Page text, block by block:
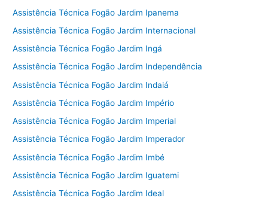
Assistência Técnica Fogão Jardim Ipanema
Assistência Técnica Fogão Jardim Internacional
Assistência Técnica Fogão Jardim Ingá
Assistência Técnica Fogão Jardim Independência
Assistência Técnica Fogão Jardim Indaiá
Assistência Técnica Fogão Jardim Império
Assistência Técnica Fogão Jardim Imperial
Assistência Técnica Fogão Jardim Imperador
Assistência Técnica Fogão Jardim Imbé
Assistência Técnica Fogão Jardim Iguatemi
Assistência Técnica Fogão Jardim Ideal